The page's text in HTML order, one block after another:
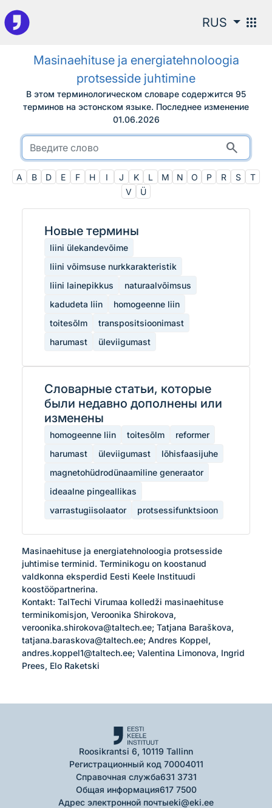
К поиску
RUS apps
Masinaehituse ja energiatehnoloogia
protsesside juhtimine
В этом терминологическом словаре содержится 95
терминов на эстонском языке. Последнее изменение
01.06.2026
search
A B D E F H I J K L M N O P R S
T
V
Ü
Новые термины
liini ülekandevõime
liini võimsuse nurkkarakteristik
liini lainepikkus
naturaalvõimsus
kadudeta liin
homogeenne liin
toitesõlm
transpositsioonimast
harumast
üleviigumast
Словарные статьи, которые
были недавно дополнены или
изменены
homogeenne liin toitesõlm
reformer
harumast
üleviigumast
lõhisfaasijuhe
magnetohüdrodünaamiline generaator
ideaalne pingeallikas
varrastugiisolaator
protsessifunktsioon
Masinaehituse ja energiatehnoloogia protsesside
juhtimise terminid. Terminikogu on koostanud
valdkonna eksperdid Eesti Keele Instituudi
koostööpartnerina.
Kontakt: TalTechi Virumaa kolledži masinaehituse
terminikomisjon, Veroonika Shirokova,
veroonika.shirokova@taltech.ee; Tatjana Baraškova,
tatjana.baraskova@taltech.ee; Andres Koppel,
andres.koppel1@taltech.ee; Valentina Limonova, Ingrid
Prees, Elo Raketski
Roosikrantsi 6, 10119 Tallinn
Регистрационный код 70004011
Справочная служба631 3731
Общая информация617 7500
Адрес электронной почтыeki@eki.ee